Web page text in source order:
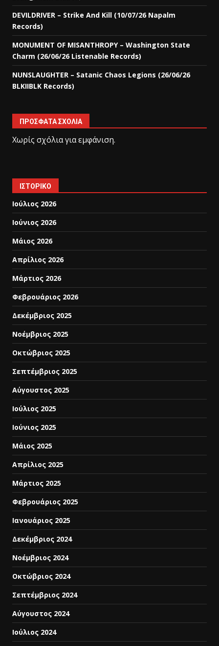
DEVILDRIVER – Strike And Kill (10/07/26 Napalm
Records)
MONUMENT OF MISANTHROPY – Washington State
Charm (26/06/26 Listenable Records)
NUNSLAUGHTER – Satanic Chaos Legions (26/06/26
BLKIIBLK Records)
ΠΡΌΣΦΑΤΑ ΣΧΌΛΙΑ
Χωρίς σχόλια για εμφάνιση.
ΙΣΤΟΡΙΚΌ
Ιούλιος 2026
Ιούνιος 2026
Μάιος 2026
Απρίλιος 2026
Μάρτιος 2026
Φεβρουάριος 2026
Δεκέμβριος 2025
Νοέμβριος 2025
Οκτώβριος 2025
Σεπτέμβριος 2025
Αύγουστος 2025
Ιούλιος 2025
Ιούνιος 2025
Μάιος 2025
Απρίλιος 2025
Μάρτιος 2025
Φεβρουάριος 2025
Ιανουάριος 2025
Δεκέμβριος 2024
Νοέμβριος 2024
Οκτώβριος 2024
Σεπτέμβριος 2024
Αύγουστος 2024
Ιούλιος 2024